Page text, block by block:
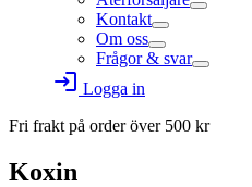
Kontakt
Om oss
Frågor & svar
login Logga in
Fri frakt på order över 500 kr
Koxin